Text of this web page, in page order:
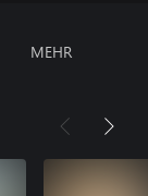
MEHR